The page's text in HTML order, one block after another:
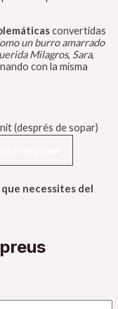
convertidas
un burro amarrado
Milagros, Sara,
con la misma
(després de sopar)
necessites del